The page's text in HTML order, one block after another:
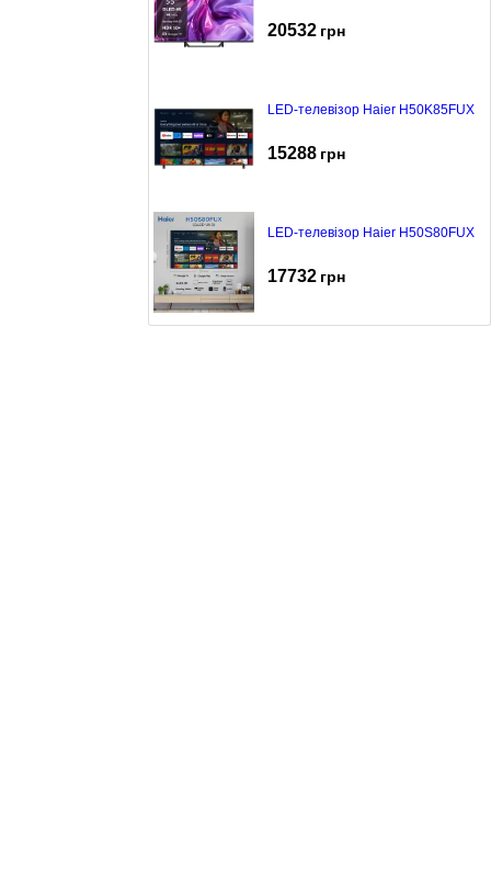
20532 грн
LED-телевізор Haier H50K85FUX
15288 грн
LED-телевізор Haier H50S80FUX
17732 грн